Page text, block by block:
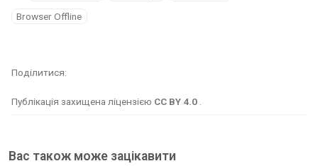
Browser Offline
Публікація захищена ліцензією CC BY 4.0
Поділитися
Вас також може зацікавити